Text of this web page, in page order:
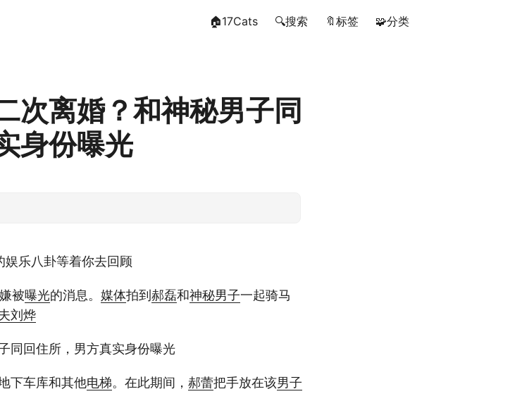
🏠17Cats 🔍搜索 🔖标签 🧩分类
次离婚？和神秘男子同
身份曝光
乐八卦等着你去回顾
被曝光的消息。 媒体拍到 郝磊和神秘男子一起骑马
刘烨
同回住所，男方真实身份曝光
下车库和其他电梯。在此期间， 郝蕾把手放在该男子